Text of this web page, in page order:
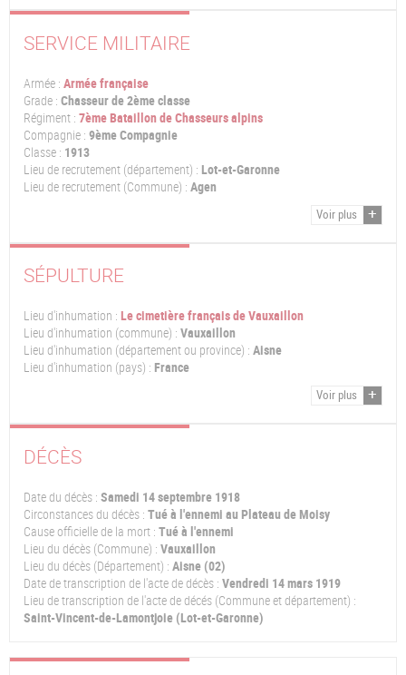
SERVICE MILITAIRE
Armée : Armée française
Grade : Chasseur de 2ème classe
Régiment : 7ème Bataillon de Chasseurs alpins
Compagnie : 9ème Compagnie
Classe : 1913
Lieu de recrutement (département) : Lot-et-Garonne
Lieu de recrutement (Commune) : Agen
Voir plus
SÉPULTURE
Lieu d'inhumation : Le cimetière français de Vauxaillon
Lieu d'inhumation (commune) : Vauxaillon
Lieu d'inhumation (département ou province) : Aisne
Lieu d'inhumation (pays) : France
Voir plus
DÉCÈS
Date du décès : Samedi 14 septembre 1918
Circonstances du décès : Tué à l'ennemi au Plateau de Moisy
Cause officielle de la mort : Tué à l'ennemi
Lieu du décès (Commune) : Vauxaillon
Lieu du décès (Département) : Aisne (02)
Date de transcription de l'acte de décès : Vendredi 14 mars 1919
Lieu de transcription de l'acte de décés (Commune et département) :
Saint-Vincent-de-Lamontjoie (Lot-et-Garonne)